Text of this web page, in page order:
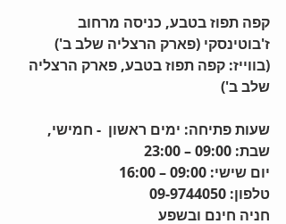
קפה תפוז בטבע, כניסה מרחוב
ז'בוטינסקי (פארק הרצליה שלב ב')
(בווייז: קפה תפוז בטבע, פארק הרצליה
שלב ב')
שעות פתיחה: ימים ראשון  - חמישי,
שבת: 09:00 – 23:00
יום שישי: 09:00 – 16:00
טלפון: 09-9744050
חניה חינם ובשפע